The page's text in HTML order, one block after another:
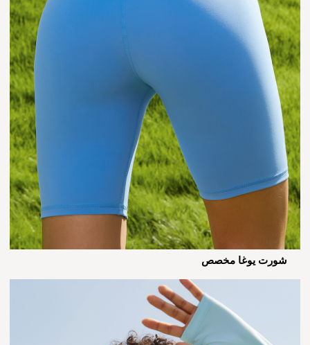
شورت يوغا مخصص